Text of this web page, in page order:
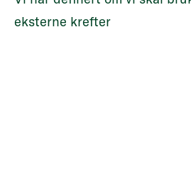
eksterne krefter